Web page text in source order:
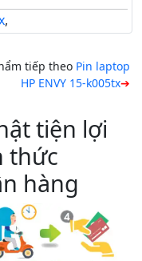
,
tiếp theo Pin laptop
HP ENVY 15-k005tx
tiện lợi
thức
hàng